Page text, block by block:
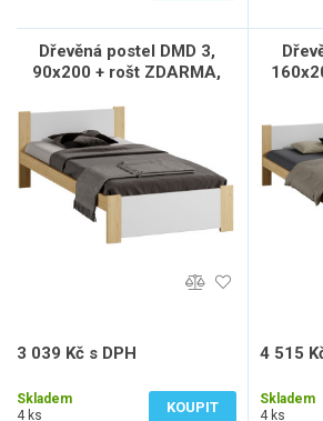
Dřevěná postel DMD 3,
90x200 + rošt ZDARMA,
3 039 Kč s DPH
Skladem
4 ks
KOUPIT
4 515
Skladem
4 ks